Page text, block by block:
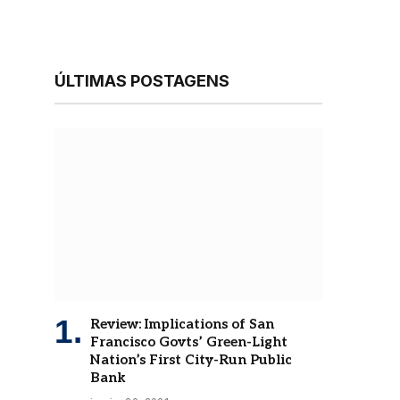
ÚLTIMAS POSTAGENS
Review: Implications of San
Francisco Govts’ Green-Light
Nation’s First City-Run Public
Bank